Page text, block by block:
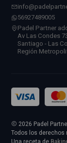
56927489005
Padel Partner
Av Las Condes
Santiago - Las
Región
2026 Padel
Todos los derechos
Una receta de